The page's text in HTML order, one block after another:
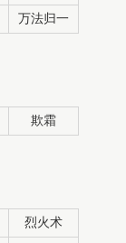
万法归一
欺霜
烈火术